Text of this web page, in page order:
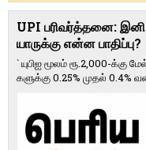
UPI பரிவர்த்தனை:
யாருக்கு என்ன பாதிப்பு?
` யுபிஐ மூலம் ரூ.2,000-
களுக்கு 0.25% முதல்